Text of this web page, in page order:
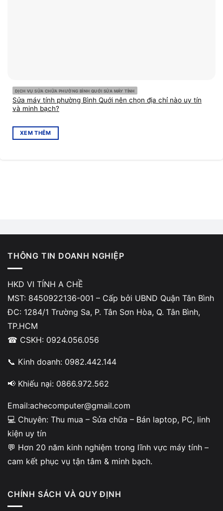
DỊCH VỤ SỬA CHỮA PHƯỜNG BÌNH QUỚI SỬA MÁY TÍNH
Sửa máy tính phường Bình Quới nên chọn địa chỉ nào uy tín
và minh bạch?
XEM THÊM
THÔNG TIN DOANH NGHIỆP
HKD VI TÍNH A CHỀ
MST: 8450922136-001 – Cấp bởi UBND Quận Tân Bình
ĐC: 1284/1 Trường Sa, P. Tân Sơn Hòa, Q. Tân Bình,
TP.HCM
☎ CSKH: 0924.056.056
📞 Kinh doanh: 0982.442.144
📢 Khiếu nại: 0866.972.562
Email:achecomputer@gmail.com
💻 Chuyên: Thu mua – Sửa chữa – Bán laptop, PC, linh
kiện uy tín
💬 Hơn 20 năm kinh nghiệm trong lĩnh vực máy tính –
cam kết phục vụ tận tâm & minh bạch.
CHÍNH SÁCH VÀ QUY ĐỊNH